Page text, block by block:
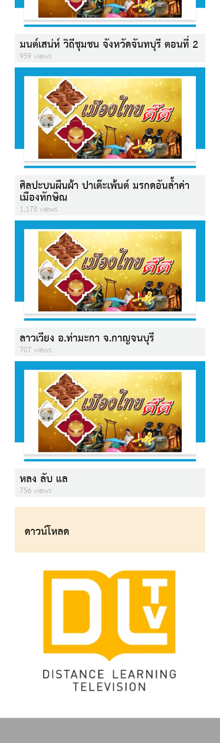
มนต์เสน่ห์ วิถีชุมชน จังหวัดจันทบุรี ตอนที่ 2
959 views
ศิลปะบนผืนผ้า ปาเต๊ะเพ้นต์ มรกดอันล้ำค่า
เมืองทักษิณ
1,178 views
ลาวเวียง อ.ท่ามะกา จ.กาญจนบุรี
707 views
หลง ลับ แล
756 views
ดาวน์โหลด